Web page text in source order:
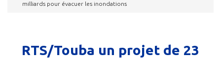
milliards pour évacuer les inondations
RTS/Touba un projet de 23